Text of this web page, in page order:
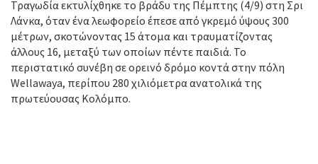
Τραγωδία εκτυλίχθηκε το βράδυ της Πέμπτης (4/9) στη Σρι
Λάνκα, όταν ένα λεωφορείο έπεσε από γκρεμό ύψους 300
μέτρων, σκοτώνοντας 15 άτομα και τραυματίζοντας
άλλους 16, μεταξύ των οποίων πέντε παιδιά. Το
περιστατικό συνέβη σε ορεινό δρόμο κοντά στην πόλη
Wellawaya, περίπου 280 χιλιόμετρα ανατολικά της
πρωτεύουσας Κολόμπο.